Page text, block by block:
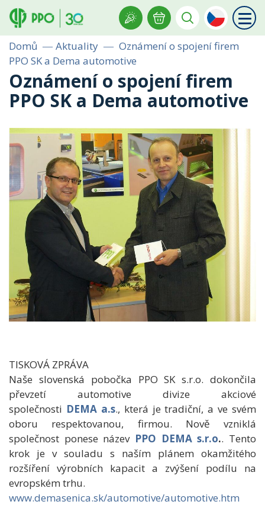
Domů Aktuality
Oznámení o spojení firem
PPO SK a Dema automotive
Oznámení o spojení firem
PPO SK a Dema automotive
TISKOVÁ ZPRÁVA
Naše slovenská pobočka PPO SK s.r.o. dokončila
převzetí automotive divize akciové
společnosti DEMA a.s., která je tradiční, a ve svém
oboru respektovanou, firmou. Nově vzniklá
společnost ponese název PPO DEMA s.r.o.. Tento
krok je v souladu s naším plánem okamžitého
rozšíření výrobních kapacit a zvýšení podílu na
evropském trhu.
www.demasenica.sk/automotive/automotive.htm